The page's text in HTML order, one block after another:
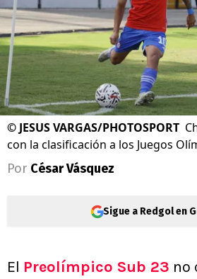
©JESUS VARGAS/PHOTOSPORT
con la clasificación a los Juegos
Por César Vásquez
Sigue a Redgol en
El Preolímpico Sub 23 no